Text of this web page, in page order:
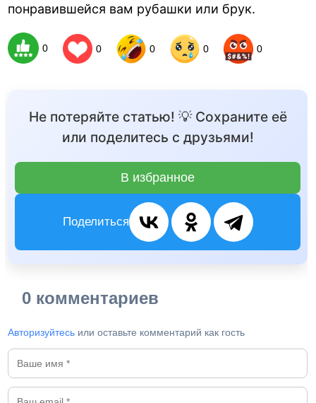
понравившейся вам рубашки или брук.
0 0 0 0 0
Не потеряйте статью! 💡 Сохраните её
или поделитесь с друзьями!
В избранное
Поделиться
0 комментариев
Авторизуйтесь или оставьте комментарий как гость